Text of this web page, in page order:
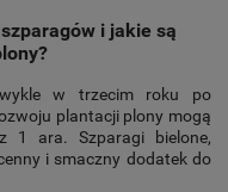
i jakie są
w trzecim roku po
plantacji plony mogą
ara. Szparagi bielone,
i smaczny dodatek do